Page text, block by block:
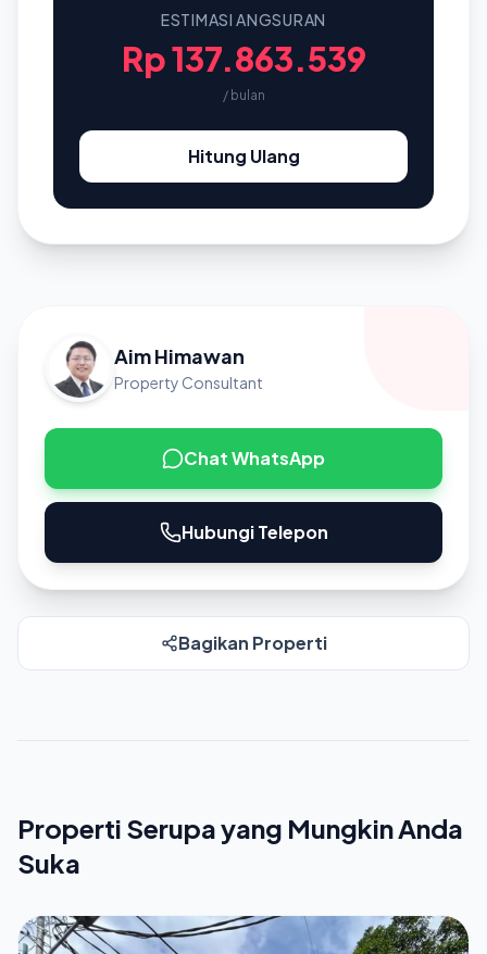
ESTIMASI ANGSURAN
Rp 137.863.539
/ bulan
Hitung Ulang
Aim Himawan
Property Consultant
Chat WhatsApp
Hubungi Telepon
Bagikan Properti
Properti Serupa yang Mungkin Anda
Suka